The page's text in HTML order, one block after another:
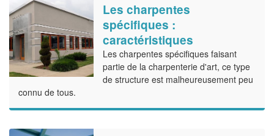
Les charpentes
spécifiques :
caractéristiques
Les charpentes spécifiques faisant
partie de la charpenterie d'art, ce type
de structure est malheureusement peu
connu de tous.